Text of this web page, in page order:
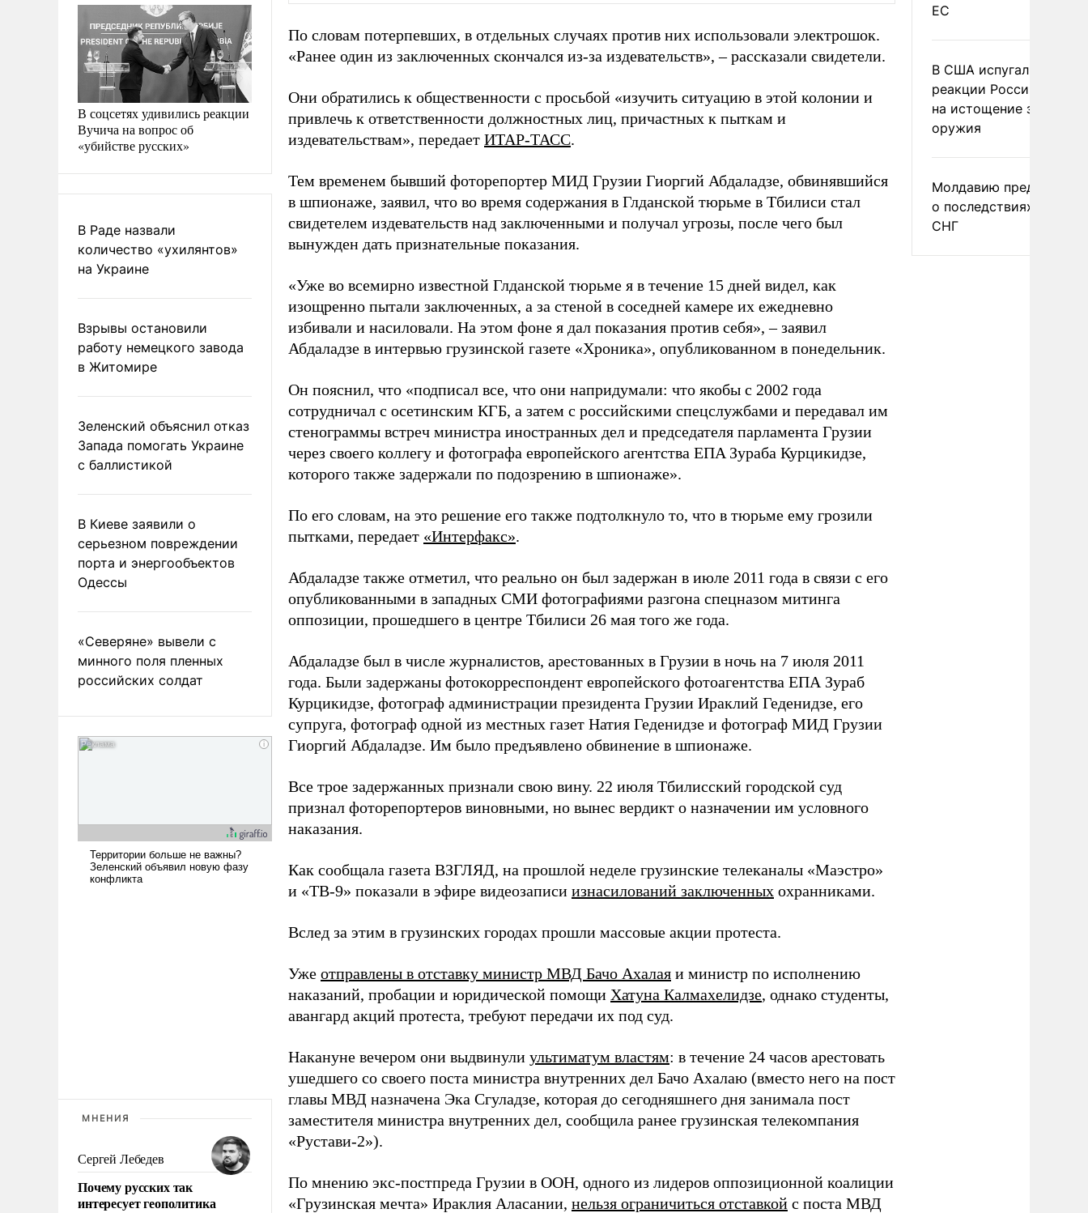
В соцсетях удивились реакции
Вучича на вопрос об
«убийстве русских»
В Раде назвали
количество «ухилянтов»
на Украине
Взрывы остановили
работу немецкого завода
в Житомире
Зеленский объяснил отказ
Запада помогать Украине
с баллистикой
В Киеве заявили о
серьезном повреждении
порта и энергообъектов
Одессы
«Северяне» вывели с
минного поля пленных
российских солдат
МНЕНИЯ
Сергей Лебедев
Почему русских так
интересует геополитика
По словам потерпевших, в отдельных случаях против них использовали электрошок.
«Ранее один из заключенных скончался из-за издевательств», – рассказали свидетели.
Они обратились к общественности с просьбой «изучить ситуацию в этой колонии и
привлечь к ответственности должностных лиц, причастных к пыткам и
издевательствам», передает ИТАР-ТАСС.
Тем временем бывший фоторепортер МИД Грузии Гиоргий Абдаладзе, обвинявшийся
в шпионаже, заявил, что во время содержания в Глданской тюрьме в Тбилиси стал
свидетелем издевательств над заключенными и получал угрозы, после чего был
вынужден дать признательные показания.
«Уже во всемирно известной Глданской тюрьме я в течение 15 дней видел, как
изощренно пытали заключенных, а за стеной в соседней камере их ежедневно
избивали и насиловали. На этом фоне я дал показания против себя», – заявил
Абдаладзе в интервью грузинской газете «Хроника», опубликованном в понедельник.
Он пояснил, что «подписал все, что они напридумали: что якобы с 2002 года
сотрудничал с осетинским КГБ, а затем с российскими спецслужбами и передавал им
стенограммы встреч министра иностранных дел и председателя парламента Грузии
через своего коллегу и фотографа европейского агентства EПA Зураба Курцикидзе,
которого также задержали по подозрению в шпионаже».
По его словам, на это решение его также подтолкнуло то, что в тюрьме ему грозили
пытками, передает «Интерфакс».
Абдаладзе также отметил, что реально он был задержан в июле 2011 года в связи с его
опубликованными в западных СМИ фотографиями разгона спецназом митинга
оппозиции, прошедшего в центре Тбилиси 26 мая того же года.
Абдаладзе был в числе журналистов, арестованных в Грузии в ночь на 7 июля 2011
года. Были задержаны фотокорреспондент европейского фотоагентства ЕПА Зураб
Курцикидзе, фотограф администрации президента Грузии Ираклий Геденидзе, его
супруга, фотограф одной из местных газет Натия Геденидзе и фотограф МИД Грузии
Гиоргий Абдаладзе. Им было предъявлено обвинение в шпионаже.
Все трое задержанных признали свою вину. 22 июля Тбилисский городской суд
признал фоторепортеров виновными, но вынес вердикт о назначении им условного
наказания.
Как сообщала газета ВЗГЛЯД, на прошлой неделе грузинские телеканалы «Маэстро»
и «ТВ-9» показали в эфире видеозаписи изнасилований заключенных охранниками.
Вслед за этим в грузинских городах прошли массовые акции протеста.
Уже отправлены в отставку министр МВД Бачо Ахалая и министр по исполнению
наказаний, пробации и юридической помощи Хатуна Калмахелидзе, однако студенты,
авангард акций протеста, требуют передачи их под суд.
Накануне вечером они выдвинули ультиматум властям: в течение 24 часов арестовать
ушедшего со своего поста министра внутренних дел Бачо Ахалаю (вместо него на пост
главы МВД назначена Эка Сгуладзе, которая до сегодняшнего дня занимала пост
заместителя министра внутренних дел, сообщила ранее грузинская телекомпания
«Рустави-2»).
По мнению экс-постпреда Грузии в ООН, одного из лидеров оппозиционной коалиции
«Грузинская мечта» Ираклия Аласании, нельзя ограничиться отставкой с поста МВД
ЕС
В США испугались
реакции России и
на истощение запасов
оружия
Молдавию
о последствиях выхода
СНГ